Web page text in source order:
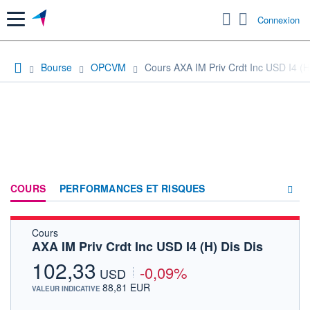
Menu Connexion
Bourse OPCVM Cours AXA IM Priv Crdt Inc USD I4
COURS PERFORMANCES ET RISQUES
Cours
AXA IM Priv Crdt Inc USD I4 (H) Dis Dis
102,33 USD -0,09%
VALEUR INDICATIVE 88,81 EUR